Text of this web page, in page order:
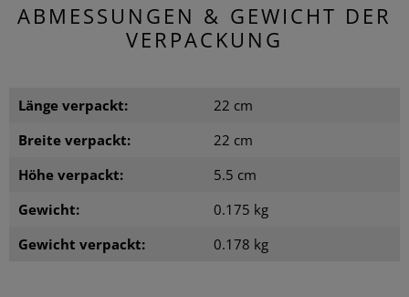
ABMESSUNGEN & GEWICHT DER
VERPACKUNG
Länge verpackt:
22 cm
Breite verpackt:
22 cm
Höhe verpackt:
5.5 cm
Gewicht:
0.175 kg
Gewicht verpackt:
0.178 kg